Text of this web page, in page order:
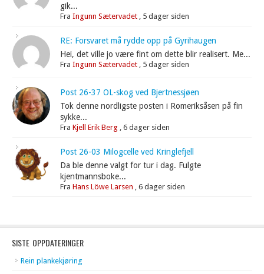
gik...
FraIngunn Sætervadet 5 dager siden
RE: Forsvaret må rydde opp på Gyrihaugen
Hei, det ville jo være fint om dette blir realisert. Me...
FraIngunn Sætervadet 5 dager siden
Post 26-37 OL-skog ved Bjertnessjøen
Tok denne nordligste posten i Romeriksåsen på fin
sykke...
FraKjell Erik Berg ,6 dager siden
Post 26-03 Milogcelle ved Kringlefjell
Da ble denne valgt for tur i dag. Fulgte
kjentmannsboke...
FraHans Löwe Larsen ,6 dager siden
SISTE OPPDATERINGER
Rein plankekjøring